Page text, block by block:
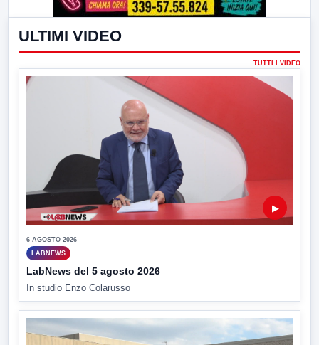
ULTIMI VIDEO
TUTTI I VIDEO
▶
6 AGOSTO 2026
LABNEWS
LabNews del 5 agosto 2026
In studio Enzo Colarusso